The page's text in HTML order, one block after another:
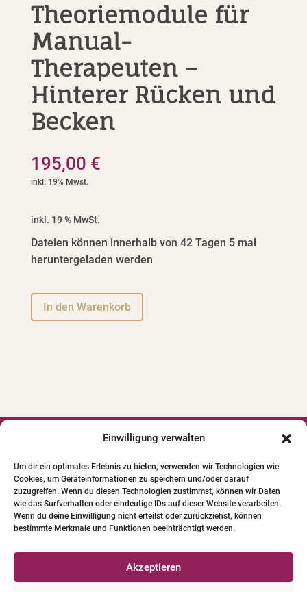
Einwilligung verwalten
Um dir ein optimales Erlebnis zu bieten, verwenden wir Technologien wie
Cookies, um Geräteinformationen zu speichern und/oder darauf
zuzugreifen. Wenn du diesen Technologien zustimmst, können wir Daten
wie das Surfverhalten oder eindeutige IDs auf dieser Website verarbeiten.
Wenn du deine Einwilligung nicht erteilst oder zurückziehst, können
bestimmte Merkmale und Funktionen beeinträchtigt werden.
Akzeptieren
Theoriemodule für
Manual-
Therapeuten –
Hinterer Rücken und
Becken
195,00 €
inkl. 19 % MwSt.
Dateien können innerhalb von 42 Tagen 5 mal
heruntergeladen werden
In den Warenkorb
A
t
i
e
:

© 2024 INSTITUT FÜR PFERDE-
PHYSIOTHERAPIE GBR. Alle Bilder und Texte
unterliegen dem Urheberrecht.
Versicherungen für Pferde-Physio-Therapeuten